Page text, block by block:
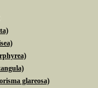
glareosa)